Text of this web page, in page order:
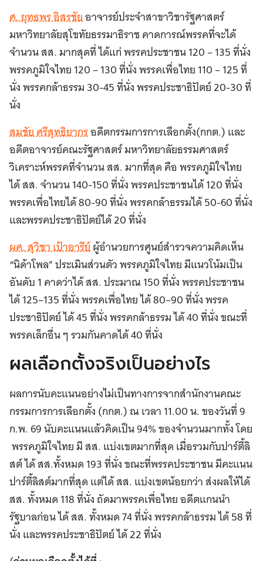
ศ. ยุทธพร อิสรชัยอาจารย์ประจำสาขาวิชารัฐศาสตร์
มหาวิทยาลัยสุโขทัยธรรมาธิราช คาดการณ์พรรคที่จะได้
จำนวน สส. มากสุดที่ ได้แก่ พรรคประชาชน 120 – 135 ที่นั่ง
พรรคภูมิใจไทย 120 – 130 ที่นั่ง พรรคเพื่อไทย 110 – 125 ที่
นั่ง พรรคกล้าธรรม 30-45 ที่นั่ง พรรคประชาธิปัตย์ 20-30 ที่
นั่ง
สมชัย ศรีสุทธิยากรอดีตกรรมการการเลือกตั้ง(กกต.) และ
อดีตอาจารย์คณะรัฐศาสตร์ มหาวิทยาลัยธรรมศาสตร์
วิเคราะห์พรรคที่จำนวน สส. มากที่สุด คือ พรรคภูมิใจไทย
ได้ สส. จำนวน 140-150 ที่นั่ง พรรคประชาชนได้ 120 ที่นั่ง
พรรคเพื่อไทยได้ 80-90 ที่นั่ง พรรคกล้าธรรมได้ 50-60 ที่นั่ง
และพรรคประชาธิปัตย์ได้ 20 ที่นั่ง
ผศ. สุวิชา เป้าอารีย์ผู้อำนวยการศูนย์สำรวจความคิดเห็น
“นิด้าโพล” ประเมินส่วนตัว พรรคภูมิใจไทย มีแนวโน้มเป็น
อันดับ 1 คาดว่าได้ สส. ประมาณ 150 ที่นั่ง พรรคประชาชน
ได้ 125–135 ที่นั่ง พรรคเพื่อไทย ได้ 80–90 ที่นั่ง พรรค
ประชาธิปัตย์ ได้ 45 ที่นั่ง พรรคกล้าธรรม ได้ 40 ที่นั่ง ขณะที่
พรรคเล็กอื่น ๆ รวมกันคาดได้ 40 ที่นั่ง
ผลเลือกตั้งจริงเป็นอย่างไร
ผลการนับคะแนนอย่างไม่เป็นทางการจากสำนักงานคณะ
กรรมการการเลือกตั้ง (กกต.) ณ เวลา 11.00 น. ของวันที่ 9
ก.พ. 69 นับคะแนนแล้วคิดเป็น 94% ของจำนวนมากทั้ง โดย
พรรคภูมิใจไทย มี สส. แบ่งเขตมากที่สุด เมื่อรวมกับปาร์ตี้ลิ
สต์ ได้ สส.ทั้งหมด 193 ที่นั่ง ขณะที่พรรคประชาชน มีคะแนน
ปาร์ตี้ลิสต์มากที่สุด แต่ได้ สส. แบ่งเขตน้อยกว่า ส่งผลให้ได้
สส. ทั้งหมด 118 ที่นั่ง ถัดมาพรรคเพื่อไทย อดีตแกนนำ
รัฐบาลก่อน ได้ สส. ทั้งหมด 74 ที่นั่ง พรรคกล้าธรรม ได้ 58 ที่
นั่ง และพรรคประชาธิปัตย์ ได้ 22 ที่นั่ง